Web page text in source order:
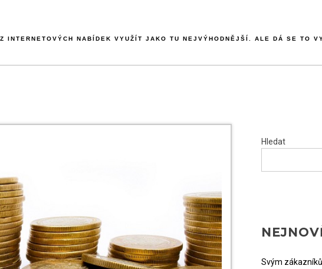
INTERNETOVÝCH NABÍDEK VYUŽÍT JAKO TU NEJVÝHODNĚJŠÍ. ALE DÁ SE TO
Hledat
Svým